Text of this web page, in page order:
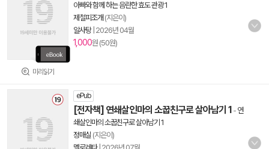
미리읽기
아빠와 함께 하는 음란한 효도 관광 1
제철피조개 (지은이)
알사탕| 2026년 04월
1,000원 (50원)
ePub
[전자책] 연쇄살인마의 소꿉친구로 살아남기 1 - 연
쇄살인마의 소꿉친구로 살아남기 1
정매실 (지은이)